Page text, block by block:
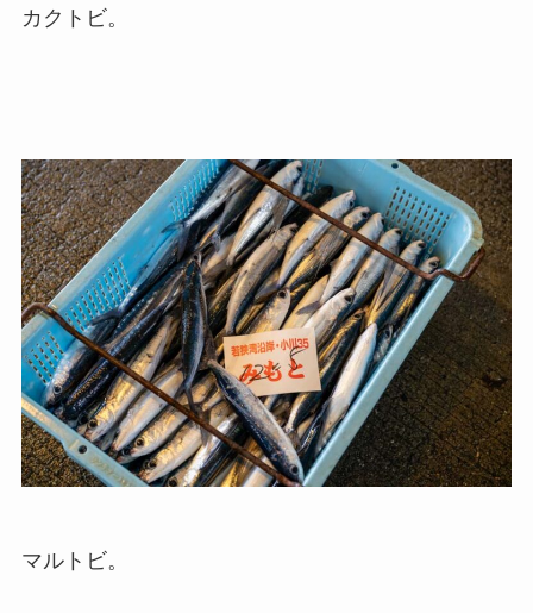
カクトビ。
マルトビ。